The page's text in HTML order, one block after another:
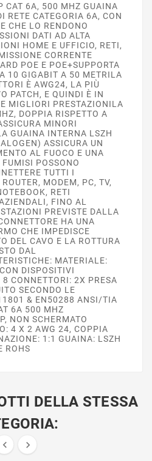
CAT 6A, 500 MHZ GUAINA
RETE CATEGORIA 6A, CON
CHE LO RENDONO
DATI AD ALTA
HOME E UFFICIO, RETI,
CORRENTE
POE E POE+SUPPORTA
10 GIGABIT A 50 METRILA
È AWG24, LA PIÙ
PATCH, E QUINDI È IN
MIGLIORI PRESTAZIONILA
DOPPIA RISPETTO A
MINORI
GUAINA INTERNA LSZH
ASSICURA UN
AL FUOCO E UNA
POSSONO
TUTTI I
MODEM, PC, TV,
RETI
FINO AL
PREVISTE DALLA
HA UNA
CHE IMPEDISCE
DEL CAVO E LA ROTTURA
DAL
MATERIALE:
DISPOSITIVI
CONNETTORI: 2X PRESA
SECONDO LE
& EN50288 ANSI/TIA
6A 500 MHZ
NON SCHERMATO
4 X 2 AWG 24, COPPIA
1:1 GUAINA: LSZH
ROHS
DELLA STESSA
 